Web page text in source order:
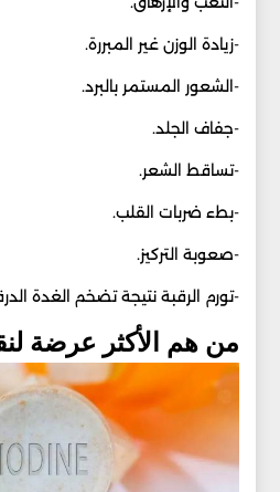
-زيادة الوزن غير المبررة.
-الشعور المستمر بالبرد.
-جفاف الجلد.
-تساقط الشعر.
-بطء ضربات القلب.
-صعوبة التركيز.
-تورم الرقبة نتيجة تضخم الغدة
من هم الأكثر عرضة